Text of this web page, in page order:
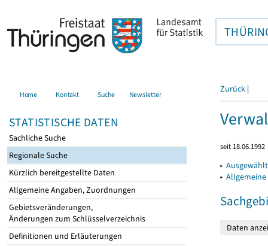
Home Kontakt Suche Newsletter
STATISTISCHE DATEN
Sachliche Suche
Regionale Suche
Kürzlich bereitgestellte Daten
Allgemeine Angaben, Zuordnungen
Gebietsveränderungen,
Änderungen zum Schlüsselverzeichnis
Definitionen und Erläuterungen
Zurück |
seit 18.06.1992
▸
▸